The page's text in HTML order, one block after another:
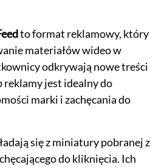
to format reklamowy, który
materiałów wideo w
odkrywają nowe treści
reklamy jest idealny do
marki i zachęcania do
się z miniatury pobranej z
do kliknięcia. Ich